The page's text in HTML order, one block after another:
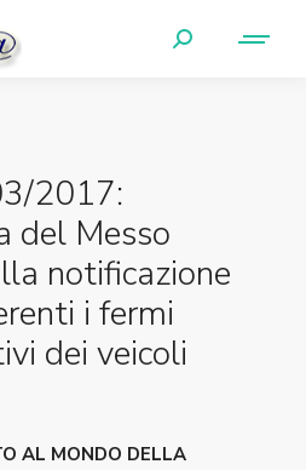
2017:
del Messo
notificazione
i fermi
dei veicoli
AL MONDO DELLA